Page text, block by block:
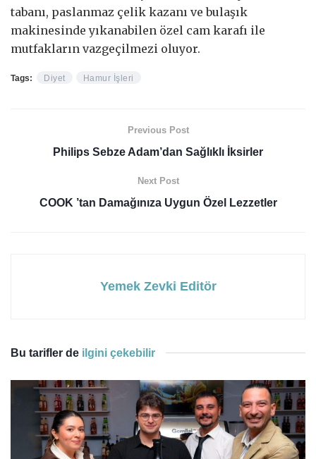
tabanı, paslanmaz çelik kazanı ve bulaşık
makinesinde yıkanabilen özel cam karafı ile
mutfakların vazgeçilmezi oluyor.
Tags: Diyet Hamur İşleri
Previous Post
Philips Sebze Adam’dan Sağlıklı İksirler
Next Post
COOK ’tan Damağınıza Uygun Özel Lezzetler
Yemek Zevki Editör
Bu tarifler de ilgini çekebilir